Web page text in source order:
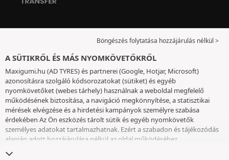
Böngészés folytatása hozzájárulás nélkül >
A SÜTIKRŐL ÉS MÁS NYOMKÖVETŐKRŐL
Maxigumi.hu (AD TYRES) és partnerei (Google, Hotjar, Microsoft)
azonosításra szolgáló kódsorozatokat (sütiket) és egyéb
nyomkövetőket (webes tárhely) használnak a weboldal megfelelő
működésének biztosítása, a navigáció megkönnyítése, a statisztikai
mérések elvégzése és a hirdetési kampányok személyre szabása
érdekében Az Ön eszközés tárolt sütik és egyéb nyomkövetők
személyes adatokat tartalmazhatnak. Ezért a szabadon és tájékozódás
alapján adott hozzájárulása nélkül az oldal működéséhez